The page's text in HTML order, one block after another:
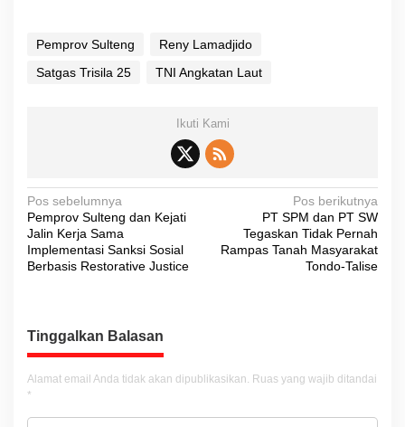
Pemprov Sulteng
Reny Lamadjido
Satgas Trisila 25
TNI Angkatan Laut
Ikuti Kami
N
a
v
a
s
i
Pos sebelumnya
Pemprov Sulteng dan Kejati
Jalin Kerja Sama
Implementasi Sanksi Sosial
Berbasis Restorative Justice
Pos berikutnya
PT SPM dan PT SW
Tegaskan Tidak Pernah
Rampas Tanah Masyarakat
Tondo-Talise
Tinggalkan Balasan
Alamat email Anda tidak akan dipublikasikan. Ruas yang wajib ditandai
*